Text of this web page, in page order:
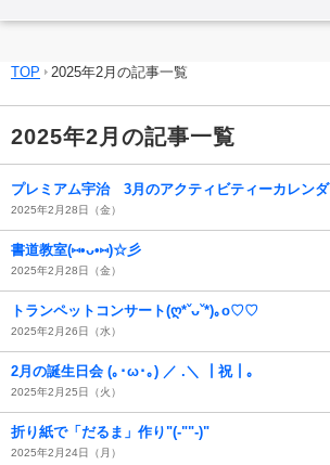
TOP 2025年2月の記事一覧
2025年2月の記事一覧
プレミアム宇治 3月のアクティビティーカレンダ
2025年2月28日（金）
書道教室(⑅•ᴗ•⑅)☆彡
2025年2月28日（金）
トランペットコンサート(ღ*ˇᴗˇ*)｡o♡♡
2025年2月26日（水）
2月の誕生日会 (｡･ω･｡) ／ .＼ ┃祝┃｡
2025年2月25日（火）
折り紙で「だるま」作り"(-""-)"
2025年2月24日（月）